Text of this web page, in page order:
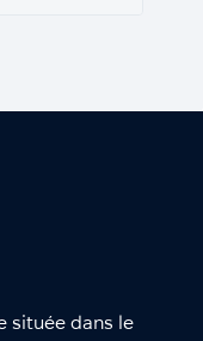
située dans le